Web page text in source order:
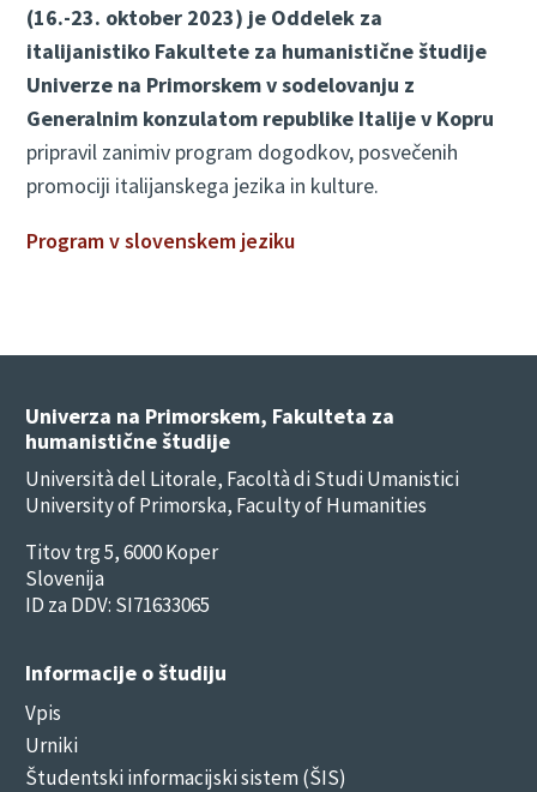
(16.-23. oktober 2023) je Oddelek za
italijanistiko Fakultete za humanistične študije
Univerze na Primorskem v sodelovanju z
Generalnim konzulatom republike Italije v Kopru
pripravil zanimiv program dogodkov, posvečenih
promociji italijanskega jezika in kulture.
Program v slovenskem jeziku
Univerza na Primorskem, Fakulteta za
humanistične študije
Università del Litorale, Facoltà di Studi Umanistici
University of Primorska, Faculty of Humanities
Titov trg 5, 6000 Koper
Slovenija
ID za DDV: SI71633065
Informacije o študiju
Vpis
Urniki
Študentski informacijski sistem (ŠIS)